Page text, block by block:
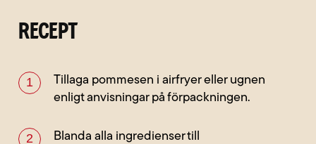
RECEPT
Tillaga pommesen i airfryer eller ugnen
enligt anvisningar på förpackningen.
Blanda alla ingredienser till